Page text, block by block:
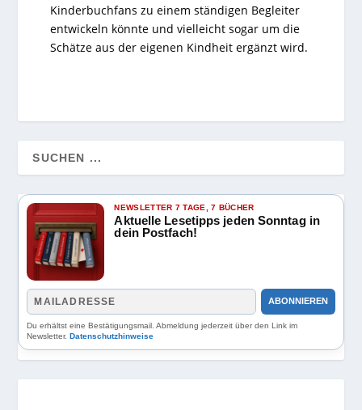
Kinderbuchfans zu einem ständigen Begleiter
entwickeln könnte und vielleicht sogar um die
Schätze aus der eigenen Kindheit ergänzt wird.
NEWSLETTER 7 TAGE, 7 BÜCHER
Aktuelle Lesetipps jeden Sonntag in
dein Postfach!
ABONNIEREN
Du erhältst eine Bestätigungsmail. Abmeldung jederzeit über den Link im
Newsletter.Datenschutzhinweise